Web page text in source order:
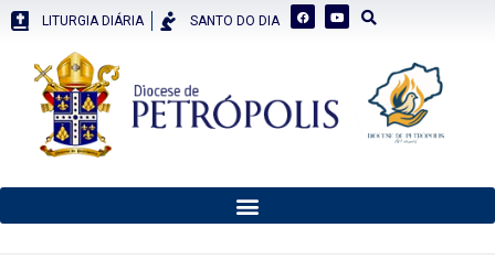
LITURGIA DIÁRIA SANTO DO DIA